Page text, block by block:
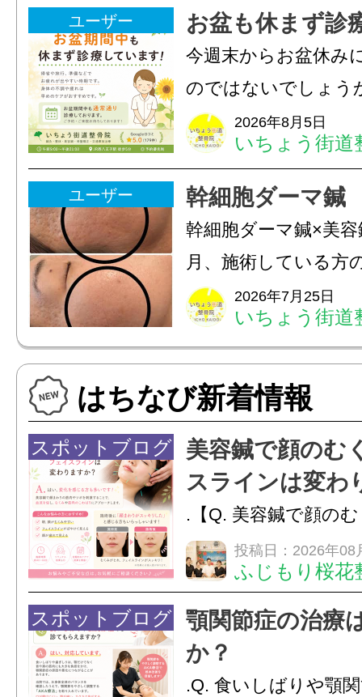
フェイスラインの張
のこわばり・頭痛や
ながることがありま
は、...
ユーザー お盆も休まず診
今週末からお盆休み
のではないでしょう
長時間の運転などで
痛・足の疲れが出や
いちょう街道整骨院
も通常通り診療して
みの...
2026年8月5日
いちょう街道
ユーザー 幹細胞ダーマ鍼
幹細胞ダーマ鍼×美
月、施術している方
写真上 2025年9月
月皮膚(真皮層)への
への電気美容鍼のダ
を7ヶ月継続して頂...
2026年7月25日
いちょう街道
はちなび新着情報
スポットブログ
美容鍼で顔のむ
スラインは変わ
.【Q. 美容鍼で顔の
ラインは変わります
変化を感じる方も多
で顔まわりの筋肉や
ことで、血流を促し
のこわばりにアプロ
投稿日：2026年08
ふじもり桜花
スポットブログ
顎関節症の治療
か？
.Q. 食いしばりや顎